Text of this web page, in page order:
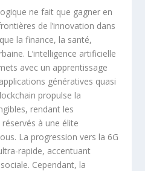
ne fait que gagner en
de l’innovation dans
la finance, la santé,
L’intelligence artificielle
avec un apprentissage
génératives quasi
propulse la
rendant les
à une élite
La progression vers la 6G
rapide, accentuant
Cependant, la